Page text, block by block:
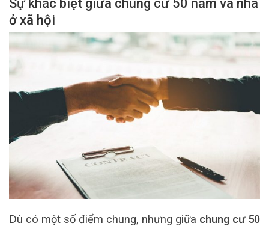
Sự khác biệt giữa chung cư 50 năm và nhà
ở xã hội
Dù có một số điểm chung, nhưng giữa chung cư 50